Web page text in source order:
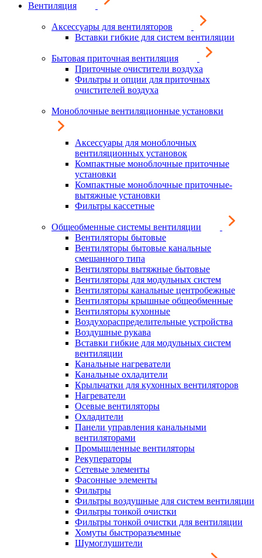
Вентиляция
Аксессуары для вентиляторов
Вставки гибкие для систем вентиляции
Бытовая приточная вентиляция
Приточные очистители воздуха
Фильтры и опции для приточных
очистителей воздуха
Моноблочные вентиляционные установки
Аксессуары для моноблочных
вентиляционных установок
Компактные моноблочные приточные
установки
Компактные моноблочные приточные-
вытяжные установки
Фильтры кассетные
Общеобменные системы вентиляции
Вентиляторы бытовые
Вентиляторы бытовые канальные
смешанного типа
Вентиляторы вытяжные бытовые
Вентиляторы для модульных систем
Вентиляторы канальные центробежные
Вентиляторы крышные общеобменные
Вентиляторы кухонные
Воздухораспределительные устройства
Воздушные рукава
Вставки гибкие для модульных систем
вентиляции
Канальные нагреватели
Канальные охладители
Крыльчатки для кухонных вентиляторов
Нагреватели
Осевые вентиляторы
Охладители
Панели управления канальными
вентиляторами
Промышленные вентиляторы
Рекуператоры
Сетевые элементы
Фасонные элементы
Фильтры
Фильтры воздушные для систем вентиляции
Фильтры тонкой очистки
Фильтры тонкой очистки для вентиляции
Хомуты быстроразъемные
Шумоглушители